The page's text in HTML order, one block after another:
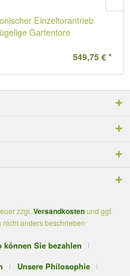
Einzeltorantrieb
Gartentore
549,75 € *
zzgl. Versandkostenund ggf.
anders beschrieben
können Sie bezahlen
Unsere Philosophie